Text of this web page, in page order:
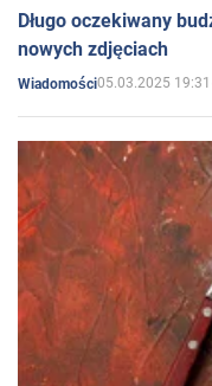
Długo oczekiwany
nowych zdjęciach
Wiadomości05.03.2025 19:31